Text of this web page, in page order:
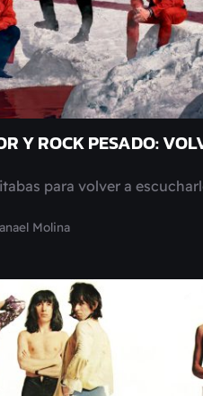
Y ROCK PESADO:
para volver a
Molina